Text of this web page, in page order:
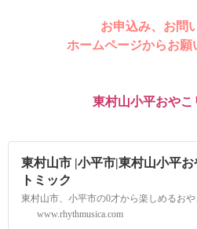
お申込み、お問
ホームページからお願
東村山小平おやこ
東村山市 |小平市|東村山小平お
トミック
www.rhythmusica.com